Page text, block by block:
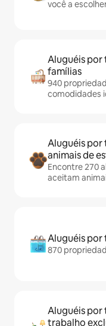
você a
Aluguéis por
famílias
940
comodidades
Aluguéis
animais de
Encontre 270
aceitam
Aluguéis por
870
Aluguéis por
trabalho